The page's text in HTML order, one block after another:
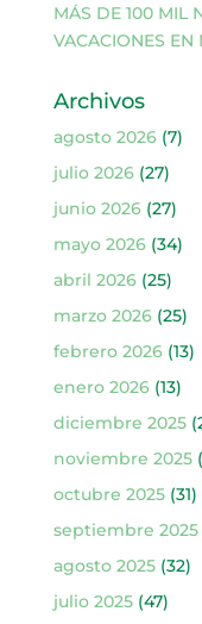
MÁS DE 100 MIL
VACACIONES EN
Archivos
agosto 2026(7)
julio 2026(27)
junio 2026(27)
mayo 2026(34)
abril 2026(25)
marzo 2026(25)
febrero 2026(13)
enero 2026(13)
diciembre 2025
noviembre 2025
octubre 2025(31)
septiembre 2025
agosto 2025(32)
julio 2025(47)